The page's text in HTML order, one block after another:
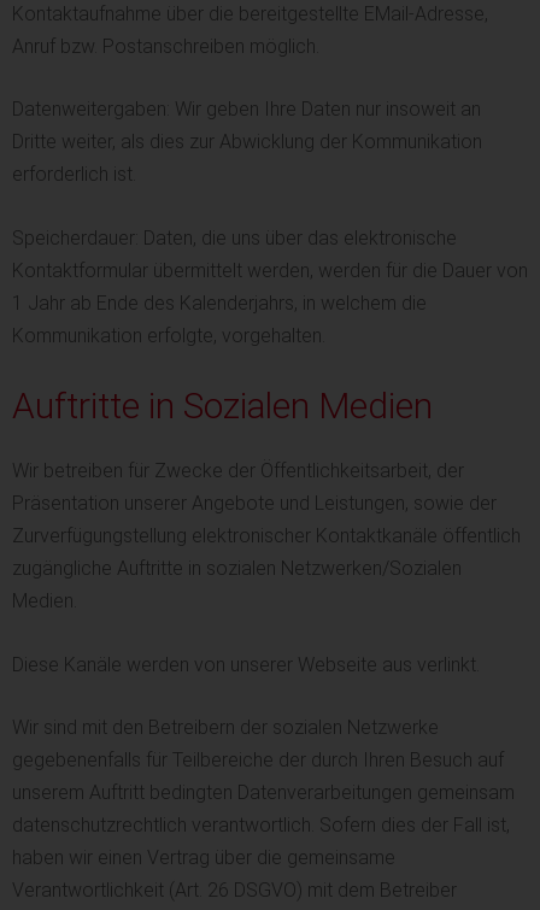
Kontaktaufnahme über die bereitgestellte EMail-Adresse,
Anruf bzw. Postanschreiben möglich.
Datenweitergaben: Wir geben Ihre Daten nur insoweit an
Dritte weiter, als dies zur Abwicklung der Kommunikation
erforderlich ist.
Speicherdauer: Daten, die uns über das elektronische
Kontaktformular übermittelt werden, werden für die Dauer von
1 Jahr ab Ende des Kalenderjahrs, in welchem die
Kommunikation erfolgte, vorgehalten.
Auftritte in Sozialen Medien
Wir betreiben für Zwecke der Öffentlichkeitsarbeit, der
Präsentation unserer Angebote und Leistungen, sowie der
Zurverfügungstellung elektronischer Kontaktkanäle öffentlich
zugängliche Auftritte in sozialen Netzwerken/Sozialen
Medien.
Diese Kanäle werden von unserer Webseite aus verlinkt.
Wir sind mit den Betreibern der sozialen Netzwerke
gegebenenfalls für Teilbereiche der durch Ihren Besuch auf
unserem Auftritt bedingten Datenverarbeitungen gemeinsam
datenschutzrechtlich verantwortlich. Sofern dies der Fall ist,
haben wir einen Vertrag über die gemeinsame
Verantwortlichkeit (Art. 26 DSGVO) mit dem Betreiber